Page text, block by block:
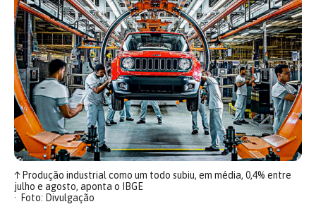
↑Produção industrial como um todo subiu, em média, 0,4% entre
julho e agosto, aponta o IBGE
Foto: Divulgação